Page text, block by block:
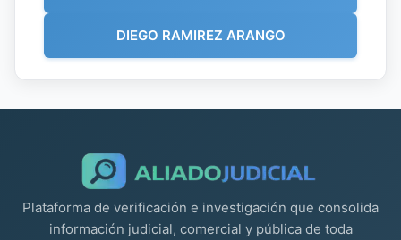
DIEGO RAMIREZ ARANGO
Plataforma de verificación e investigación que consolida
información judicial, comercial y pública de toda